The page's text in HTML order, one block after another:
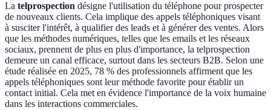
La telprospection désigne l'utilisation du téléphone pour prospecter
de nouveaux clients. Cela implique des appels téléphoniques visant
à susciter l'intérêt, à qualifier des leads et à générer des ventes. Alors
que les méthodes numériques, telles que les emails et les réseaux
sociaux, prennent de plus en plus d'importance, la telprospection
demeure un canal efficace, surtout dans les secteurs B2B. Selon une
étude réalisée en 2025, 78 % des professionnels affirment que les
appels téléphoniques sont leur méthode favorite pour établir un
contact initial. Cela met en évidence l'importance de la voix humaine
dans les interactions commerciales.